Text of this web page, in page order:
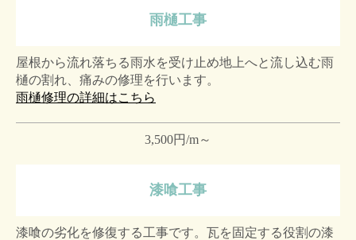
雨樋工事
屋根から流れ落ちる雨水を受け止め地上へと流し込む雨
樋の割れ、痛みの修理を行います。
雨樋修理の詳細はこちら
3,500円/m～
漆喰工事
漆喰の劣化を修復する工事です。瓦を固定する役割の漆